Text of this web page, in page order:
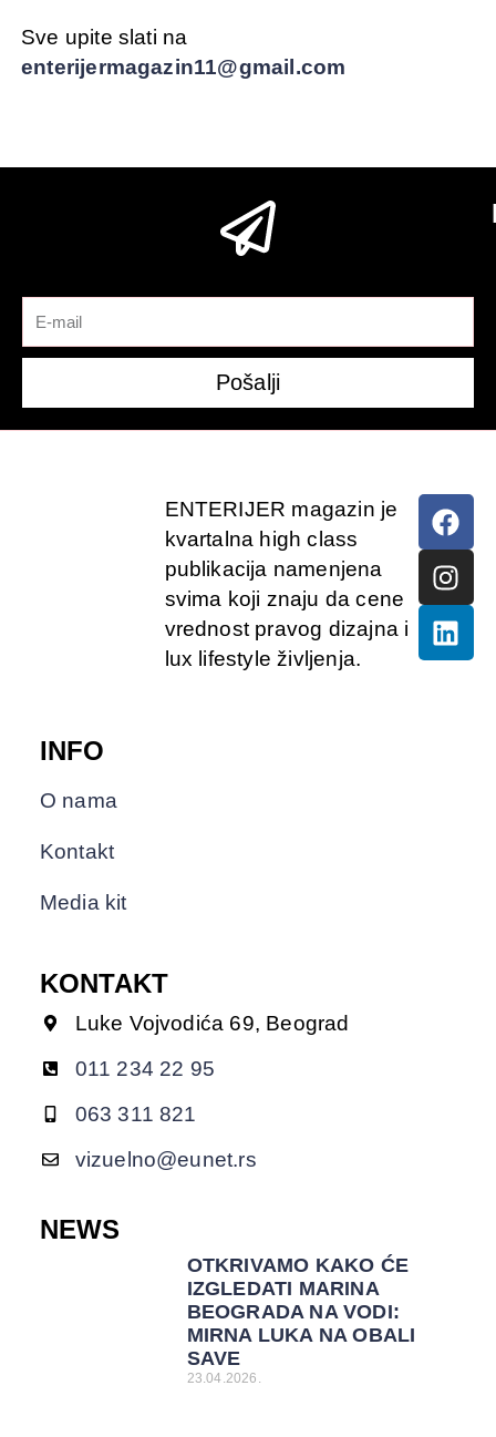
Sve upite slati na
enterijermagazin11@gmail.com
Pošalji
ENTERIJER magazin je
kvartalna high class
publikacija namenjena
svima koji znaju da cene
vrednost pravog dizajna i
lux lifestyle življenja.
INFO
O nama
Kontakt
Media kit
KONTAKT
Luke Vojvodića 69, Beograd
011 234 22 95
063 311 821
vizuelno@eunet.rs
NEWS
OTKRIVAMO KAKO ĆE
IZGLEDATI MARINA
BEOGRADA NA VODI:
MIRNA LUKA NA OBALI
SAVE
23.04.2026.